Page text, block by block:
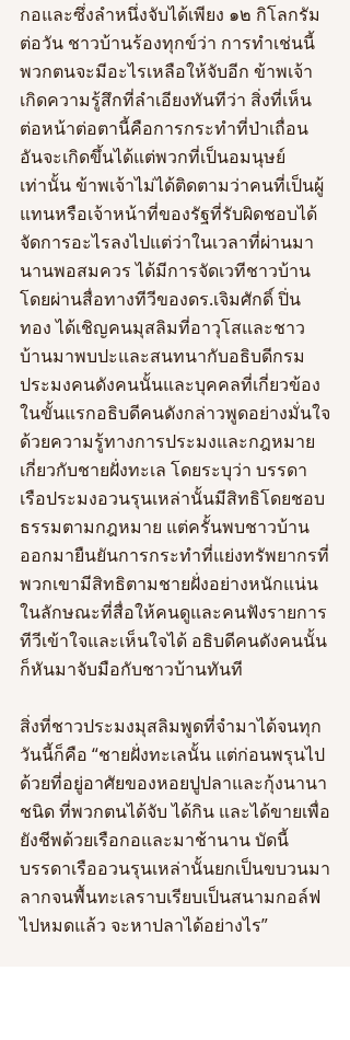
กอและซึ่งลำหนึ่งจับได้เพียง ๑๒ กิโลกรัม
ต่อวัน ชาวบ้านร้องทุกข์ว่า การทำเช่นนี้
พวกตนจะมีอะไรเหลือให้จับอีก ข้าพเจ้า
เกิดความรู้สึกที่ลำเอียงทันทีว่า สิ่งที่เห็น
ต่อหน้าต่อตานี้คือการกระทำที่ป่าเถื่อน
อันจะเกิดขึ้นได้แต่พวกที่เป็นอมนุษย์
เท่านั้น ข้าพเจ้าไม่ได้ติดตามว่าคนที่เป็นผู้
แทนหรือเจ้าหน้าที่ของรัฐที่รับผิดชอบได้
จัดการอะไรลงไปแต่ว่าในเวลาที่ผ่านมา
นานพอสมควร ได้มีการจัดเวทีชาวบ้าน
โดยผ่านสื่อทางทีวีของดร.เจิมศักดิ์ ปิ่น
ทอง ได้เชิญคนมุสลิมที่อาวุโสและชาว
บ้านมาพบปะและสนทนากับอธิบดีกรม
ประมงคนดังคนนั้นและบุคคลที่เกี่ยวข้อง
ในขั้นแรกอธิบดีคนดังกล่าวพูดอย่างมั่นใจ
ด้วยความรู้ทางการประมงและกฎหมาย
เกี่ยวกับชายฝั่งทะเล โดยระบุว่า บรรดา
เรือประมงอวนรุนเหล่านั้นมีสิทธิโดยชอบ
ธรรมตามกฎหมาย แต่ครั้นพบชาวบ้าน
ออกมายืนยันการกระทำที่แย่งทรัพยากรที่
พวกเขามีสิทธิตามชายฝั่งอย่างหนักแน่น
ในลักษณะที่สื่อให้คนดูและคนฟังรายการ
ทีวีเข้าใจและเห็นใจได้ อธิบดีคนดังคนนั้น
ก็หันมาจับมือกับชาวบ้านทันที
สิ่งที่ชาวประมงมุสลิมพูดที่จำมาได้จนทุก
วันนี้ก็คือ “ชายฝั่งทะเลนั้น แต่ก่อนพรุนไป
ด้วยที่อยู่อาศัยของหอยปูปลาและกุ้งนานา
ชนิด ที่พวกตนได้จับ ได้กิน และได้ขายเพื่อ
ยังชีพด้วยเรือกอและมาช้านาน บัดนี้
บรรดาเรืออวนรุนเหล่านั้นยกเป็นขบวนมา
ลากจนพื้นทะเลราบเรียบเป็นสนามกอล์ฟ
ไปหมดแล้ว จะหาปลาได้อย่างไร”